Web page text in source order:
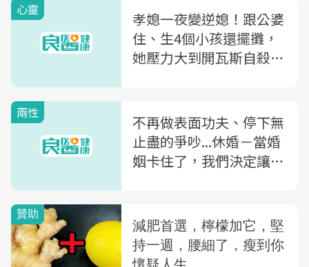
心靈
孝媳一夜變逆媳！跟公婆
住、生4個小孩還擺攤，
她壓力大到開瓦斯自殺後
兩性
不再做表面功夫、停下無
止盡的爭吵...休婚－當婚
姻卡住了，我們決定讓關